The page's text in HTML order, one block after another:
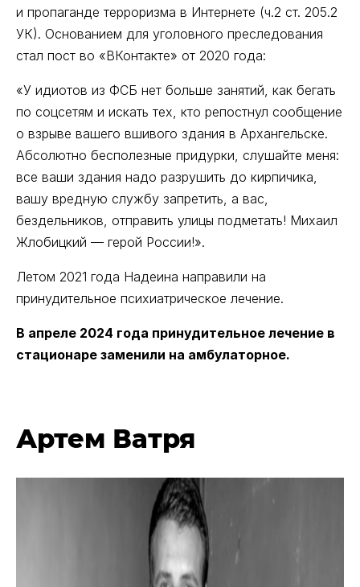
и пропаганде терроризма в Интернете (ч.2 ст. 205.2
УК). Основанием для уголовного преследования
стал пост во «ВКонтакте» от 2020 года:
«У идиотов из ФСБ нет больше занятий, как бегать
по соцсетям и искать тех, кто репостнул сообщение
о взрыве вашего вшивого здания в Архангельске.
Абсолютно бесполезные придурки, слушайте меня:
все ваши здания надо разрушить до кирпичика,
вашу вредную службу запретить, а вас,
бездельников, отправить улицы подметать! Михаил
Жлобицкий — герой России!».
Летом 2021 года Надеина направили на
принудительное психиатрическое лечение.
В апреле 2024 года принудительное лечение в
стационаре заменили на амбулаторное.
Артем Ватря